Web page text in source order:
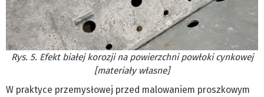
Rys. 5. Efekt białej korozji na powierzchni powłoki cynkowej
[materiały własne]
W praktyce przemysłowej przed malowaniem proszkowym